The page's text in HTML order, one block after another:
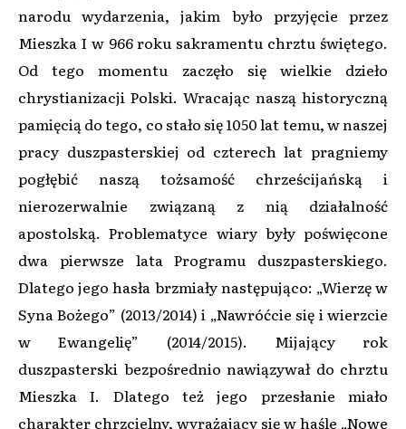
narodu wydarzenia, jakim było przyjęcie przez
Mieszka I w 966 roku sakramentu chrztu świętego.
Od tego momentu zaczęło się wielkie dzieło
chrystianizacji Polski. Wracając naszą historyczną
pamięcią do tego, co stało się 1050 lat temu, w naszej
pracy duszpasterskiej od czterech lat pragniemy
pogłębić naszą tożsamość chrześcijańską i
nierozerwalnie związaną z nią działalność
apostolską. Problematyce wiary były poświęcone
dwa pierwsze lata Programu duszpasterskiego.
Dlatego jego hasła brzmiały następująco: „Wierzę w
Syna Bożego” (2013/2014) i „Nawróćcie się i wierzcie
w Ewangelię” (2014/2015). Mijający rok
duszpasterski bezpośrednio nawiązywał do chrztu
Mieszka I. Dlatego też jego przesłanie miało
charakter chrzcielny, wyrażający się w haśle „Nowe